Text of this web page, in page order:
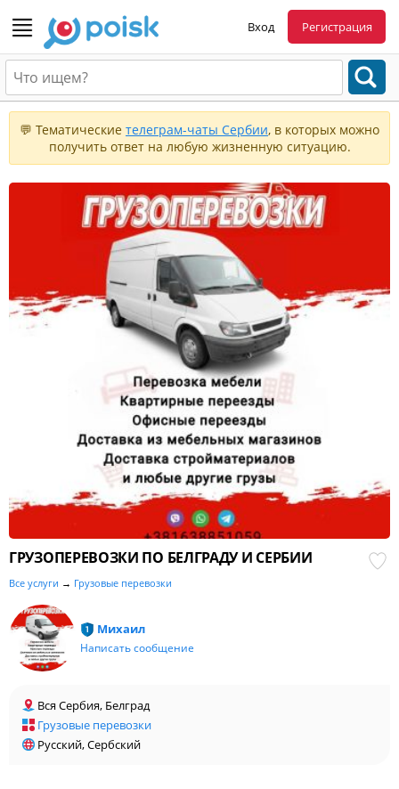
Вход Регистрация
💬 Тематические телеграм-чаты Сербии, в которых можно
получить ответ на любую жизненную ситуацию.
ГРУЗОПЕРЕВОЗКИ ПО БЕЛГРАДУ И СЕРБИИ
Все услуги → Грузовые перевозки
Михаил
Написать сообщение
Вся Сербия, Белград
Грузовые перевозки
Русский, Сербский